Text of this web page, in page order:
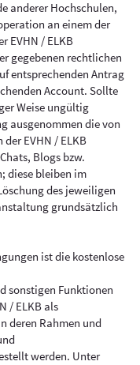
anderer Hochschulen,
an einem der
EVHN / ELKB
gegebenen rechtlichen
entsprechenden Antrag
Account. Sollte
Weise ungültig
ausgenommen die von
EVHN / ELKB
Blogs bzw.
diese bleiben im
des jeweiligen
grundsätzlich
ist die kostenlose
sonstigen Funktionen
/ ELKB als
deren Rahmen und
werden. Unter